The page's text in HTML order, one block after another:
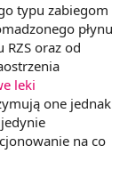
typu zabiegom
płynu
oraz od
leki
one jednak
na co